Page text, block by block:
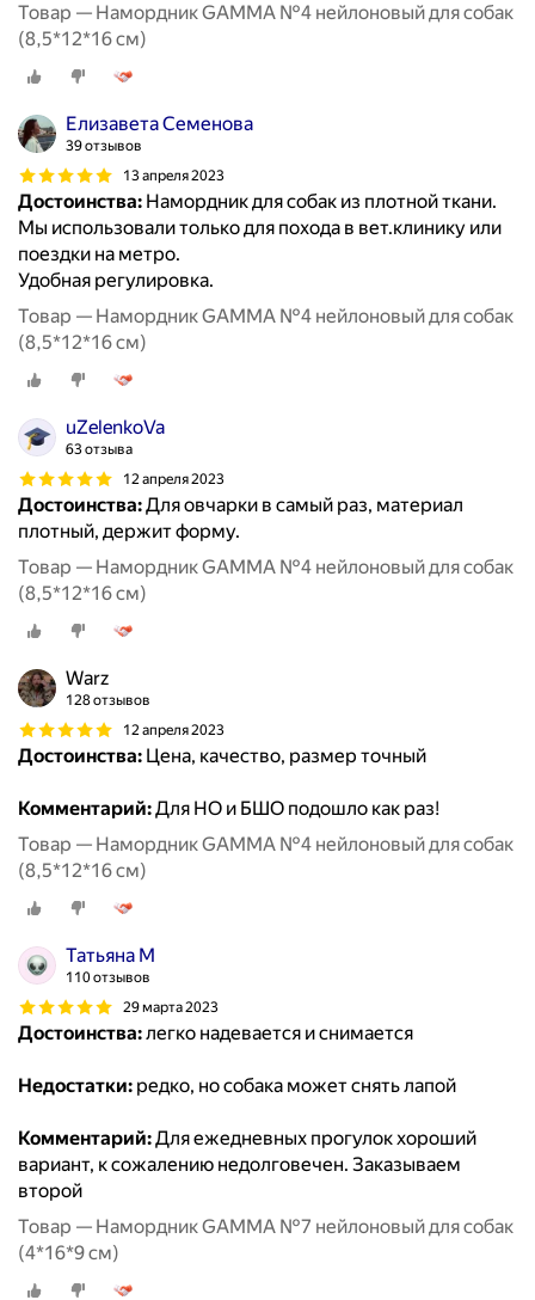
Товар — Намордник GAMMA №4 нейлоновый для собак
(8,5*12*16 см)
Елизавета Семенова
39 отзывов
13 апреля 2023
Достоинства: Намордник для собак из плотной ткани.
Мы использовали только для похода в вет.клинику или
поездки на метро.
Удобная регулировка.
Товар — Намордник GAMMA №4 нейлоновый для собак
(8,5*12*16 см)
uZelenkoVa
63 отзыва
12 апреля 2023
Достоинства:Для овчарки в самый раз, материал
плотный, держит форму.
Товар — Намордник GAMMA №4 нейлоновый для собак
(8,5*12*16 см)
Warz
128 отзывов
12 апреля 2023
Достоинства: Цена, качество, размер точный
Комментарий:Для НО и БШО подошло как раз!
Товар — Намордник GAMMA №4 нейлоновый для собак
(8,5*12*16 см)
Татьяна М
110 отзывов
29 марта 2023
Достоинства:легко надевается и снимается
Недостатки: редко, но собака может снять лапой
Комментарий:Для ежедневных прогулок хороший
вариант, к сожалению недолговечен. Заказываем
второй
Товар — Намордник GAMMA №7 нейлоновый для собак
(4*16*9 см)